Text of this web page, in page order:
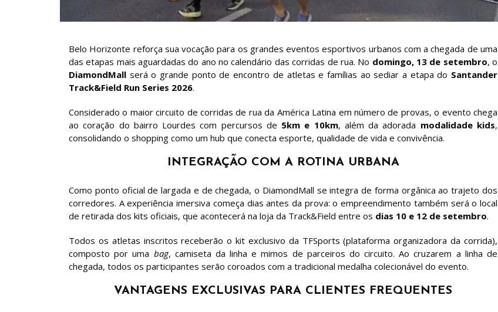
Belo Horizonte reforça sua vocação para os grandes eventos esportivos urbanos com a chegada de uma
das etapas mais aguardadas do ano no calendário das corridas de rua. No domingo, 13 de setembro, o
DiamondMall será o grande ponto de encontro de atletas e famílias ao sediar a etapa do Santander
Track&Field Run Series 2026.
Considerado o maior circuito de corridas de rua da América Latina em número de provas, o evento chega
ao coração do bairro Lourdes com percursos de 5km e 10km, além da adorada modalidade kids,
consolidando o shopping como um hub que conecta esporte, qualidade de vida e convivência.
INTEGRAÇÃO COM A ROTINA URBANA
Como ponto oficial de largada e de chegada, o DiamondMall se integra de forma orgânica ao trajeto dos
corredores. A experiência imersiva começa dias antes da prova: o empreendimento também será o local
de retirada dos kits oficiais, que acontecerá na loja da Track&Field entre os dias 10 e 12 de setembro.
Todos os atletas inscritos receberão o kit exclusivo da TFSports (plataforma organizadora da corrida),
composto por uma bag, camiseta da linha e mimos de parceiros do circuito. Ao cruzarem a linha de
chegada, todos os participantes serão coroados com a tradicional medalha colecionável do evento.
VANTAGENS EXCLUSIVAS PARA CLIENTES FREQUENTES